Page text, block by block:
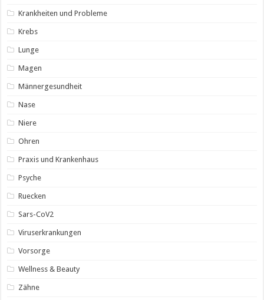
Krankheiten und Probleme
Krebs
Lunge
Magen
Männergesundheit
Nase
Niere
Ohren
Praxis und Krankenhaus
Psyche
Ruecken
Sars-CoV2
Viruserkrankungen
Vorsorge
Wellness & Beauty
Zähne